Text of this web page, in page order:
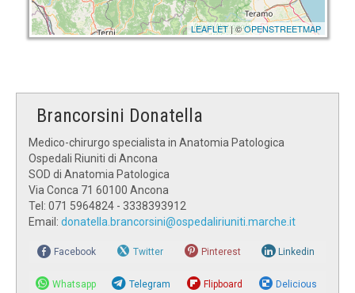
LEAFLET| ©OPENSTREETMAP
Brancorsini Donatella
Medico-chirurgo specialista in Anatomia Patologica
Ospedali Riuniti di Ancona
SOD di Anatomia Patologica
Via Conca 71 60100 Ancona
Tel: 071 5964824 - 3338393912
Email: donatella.brancorsini@ospedaliriuniti.marche.it
Facebook Twitter Pinterest Linkedin
Whatsapp Telegram Flipboard Delicious